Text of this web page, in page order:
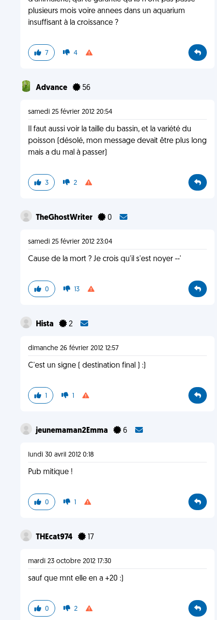
plusieurs mois voire annees dans un aquarium
insuffisant à la croissance ?
7 4
Advance 56
samedi 25 février 2012 20:54
Il faut aussi voir la taille du bassin, et la variété du
poisson (désolé, mon message devait être plus long
mais a du mal à passer)
3 2
TheGhostWriter 0
samedi 25 février 2012 23:04
Cause de la mort ? Je crois qu'il s'est noyer --'
0 13
Hista 2
dimanche 26 février 2012 12:57
C'est un signe ( destination final ) :)
1 1
jeunemaman2Emma 6
lundi 30 avril 2012 0:18
Pub mitique !
0 1
THEcat974 17
mardi 23 octobre 2012 17:30
sauf que mnt elle en a +20 :)
0 2